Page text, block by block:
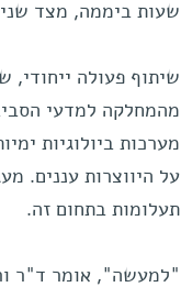
שעות ביממה, מצד
שיתוף פעולה
מהמחלקה למדעי
מערכות ביולוגיות
על היווצרות עננים.
תעלומות בתחום זה.
"למעשה", אומר ד"ר